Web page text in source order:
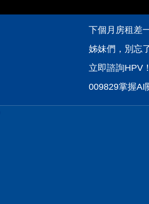
下個月房租差
姊妹們，別忘
立即諮詢HPV
009829掌握AI